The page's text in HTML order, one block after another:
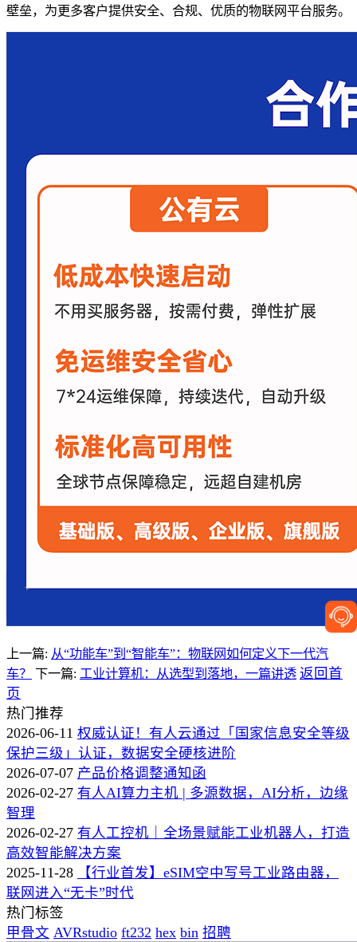
壁垒，为更多客户提供安全、合规、优质的物联网平台服务。
上一篇: 从“功能车”到“智能车”：物联网如何定义下一代汽
车？
下一篇: 工业计算机：从选型到落地，一篇讲透 返回首
页
热门推荐
2026-06-11 权威认证！有人云通过「国家信息安全等级
保护三级」认证，数据安全硬核进阶
2026-07-07 产品价格调整通知函
2026-02-27 有人AI算力主机 | 多源数据，AI分析，边缘
智理
2026-02-27 有人工控机｜全场景赋能工业机器人，打造
高效智能解决方案
2025-11-28
【行业首发】eSIM空中写号工业路由器，
联网进入“无卡”时代
热门标签
甲骨文 AVRstudio ft232 hex bin 招聘